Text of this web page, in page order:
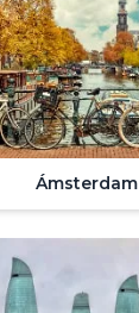
Ámsterdam